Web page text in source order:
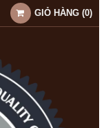
GIỎ HÀNG (0)